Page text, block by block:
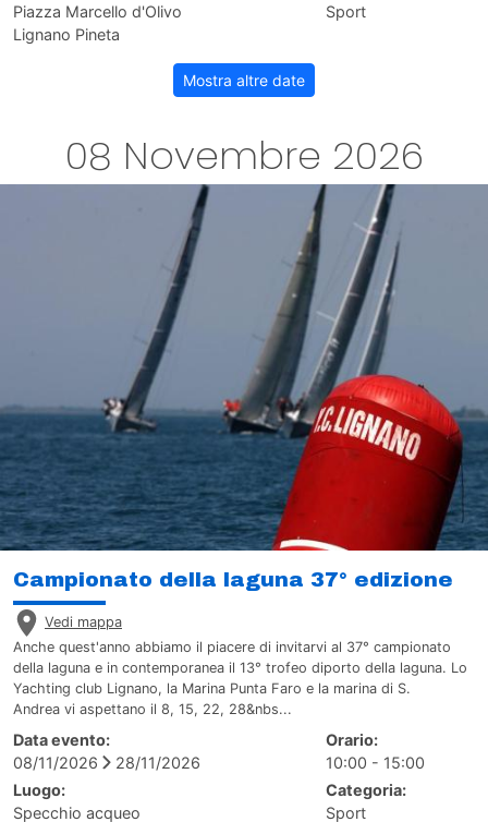
Piazza Marcello d'Olivo
Lignano Pineta
Sport
Mostra altre date
08 Novembre 2026
Campionato della laguna 37° edizione
Vedi mappa
Anche quest'anno abbiamo il piacere di invitarvi al 37° campionato
della laguna e in contemporanea il 13° trofeo diporto della laguna. Lo
Yachting club Lignano, la Marina Punta Faro e la marina di S.
Andrea vi aspettano il 8, 15, 22, 28&nbs...
Data evento:
08/11/2026
28/11/2026
Orario:
10:00 - 15:00
Luogo:
Specchio acqueo
Categoria:
Sport